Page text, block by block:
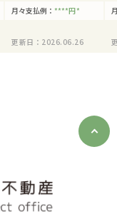
月々支払例： ****円*
更新日：2026.06.26